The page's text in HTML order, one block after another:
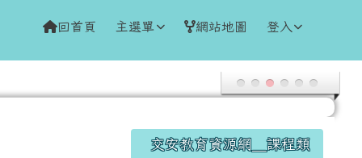
回首頁 主選單 網站地圖 登入
右邊區域內容
交安教育資源網＿課程類